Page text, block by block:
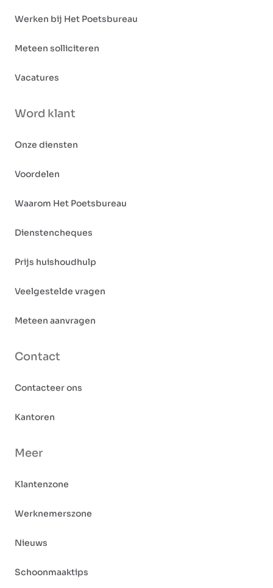
Werken bij Het Poetsbureau
Meteen solliciteren
Vacatures
Word klant
Onze diensten
Voordelen
Waarom Het Poetsbureau
Dienstencheques
Prijs huishoudhulp
Veelgestelde vragen
Meteen aanvragen
Contact
Contacteer ons
Kantoren
Meer
Klantenzone
Werknemerszone
Nieuws
Schoonmaaktips